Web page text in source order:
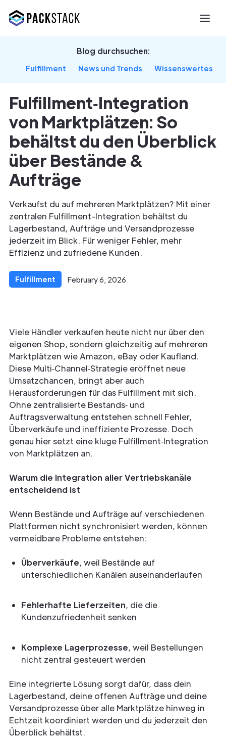
Blog durchsuchen:
Fulfillment News und Trends Wissenswertes
Fulfillment‑Integration
von Marktplätzen: So
behältst du den Überblick
über Bestände &
Aufträge
Verkaufst du auf mehreren Marktplätzen? Mit einer
zentralen Fulfillment-Integration behältst du
Lagerbestand, Aufträge und Versandprozesse
jederzeit im Blick. Für weniger Fehler, mehr
Effizienz und zufriedene Kunden.
Fulfillment February 6, 2026
Viele Händler verkaufen heute nicht nur über den
eigenen Shop, sondern gleichzeitig auf mehreren
Marktplätzen wie Amazon, eBay oder Kaufland.
Diese Multi‑Channel‑Strategie eröffnet neue
Umsatzchancen, bringt aber auch
Herausforderungen für das Fulfillment mit sich.
Ohne zentralisierte Bestands‑ und
Auftragsverwaltung entstehen schnell Fehler,
Überverkäufe und ineffiziente Prozesse. Doch
genau hier setzt eine kluge Fulfillment‑Integration
von Marktplätzen an.
Warum die Integration aller Vertriebskanäle
entscheidend ist
Wenn Bestände und Aufträge auf verschiedenen
Plattformen nicht synchronisiert werden, können
vermeidbare Probleme entstehen:
Überverkäufe, weil Bestände auf
unterschiedlichen Kanälen auseinanderlaufen
Fehlerhafte Lieferzeiten, die die
Kundenzufriedenheit senken
Komplexe Lagerprozesse, weil Bestellungen
nicht zentral gesteuert werden
Eine integrierte Lösung sorgt dafür, dass dein
Lagerbestand, deine offenen Aufträge und deine
Versandprozesse über alle Marktplätze hinweg in
Echtzeit koordiniert werden und du jederzeit den
Überblick behältst.